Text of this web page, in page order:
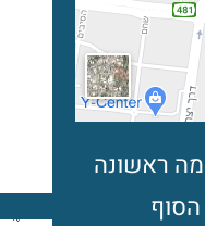
מוטה גור 5 קומה ראשונה